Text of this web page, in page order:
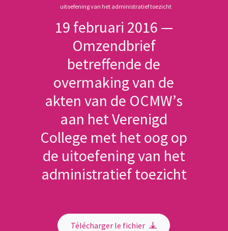
uitoefening van het administratief toezicht
19 februari 2016 —
Omzendbrief
betreffende de
overmaking van de
akten van de OCMW’s
aan het Verenigd
College met het oog op
de uitoefening van het
administratief toezicht
Télécharger le fichier